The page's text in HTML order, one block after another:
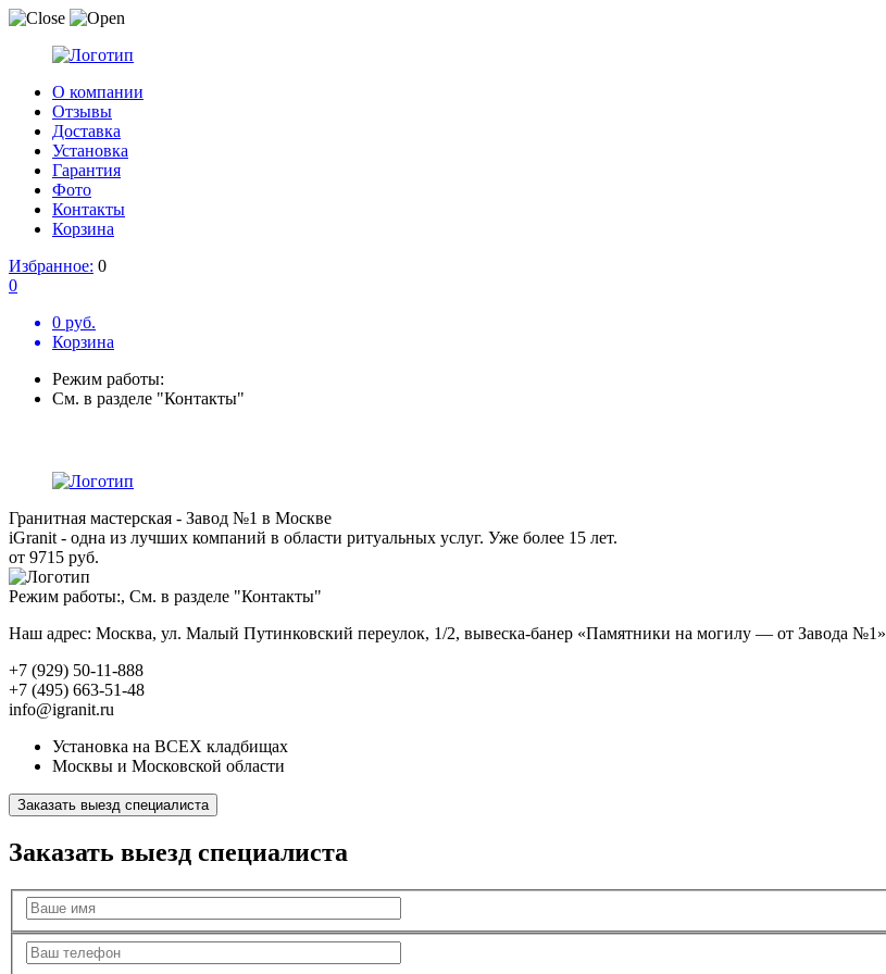
О компании
Отзывы
Доставка
Установка
Гарантия
Фото
Контакты
Корзина
Избранное: 0
0
0 руб.
Корзина
Режим работы:
См. в разделе "Контакты"
Гранитная мастерская - Завод №1 в Москве
iGranit - одна из лучших компаний в области ритуальных услуг. Уже более 15 лет.
от 9715 руб.
Режим работы:, См. в разделе "Контакты"
Наш адрес: Москва, ул. Малый Путинковский переулок, 1/2, вывеска-банер «Памятники на могилу — от Завода №1»
+7 (929) 50-11-888
+7 (495) 663-51-48
info@igranit.ru
Установка на ВСЕХ кладбищах
Москвы и Московской области
Заказать выезд специалиста
Заказать выезд специалиста